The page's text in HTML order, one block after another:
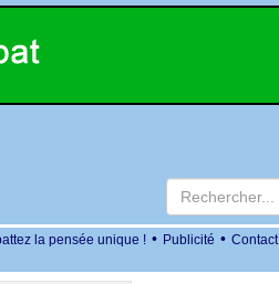
la pensée unique ! • Publicité • Contact